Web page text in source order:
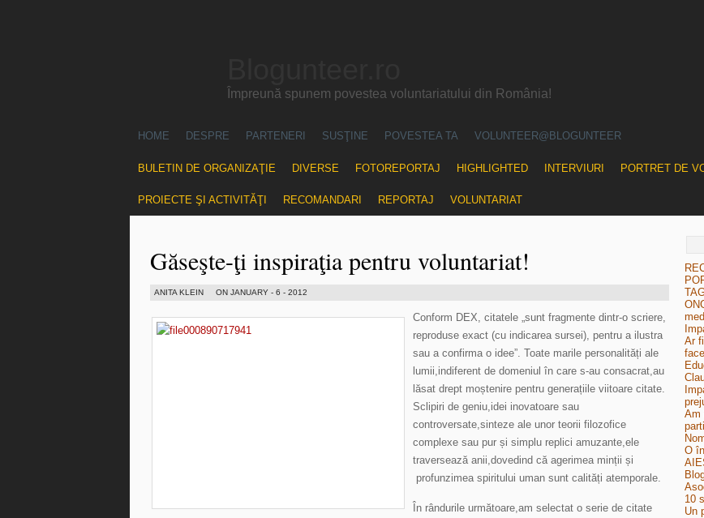
Împreună spunem povestea voluntariatului din România!
HOME DESPRE PARTENERI SUSŢINE POVESTEA TA VOLUNTEER@BLOGUNTEER
BULETIN DE ORGANIZAŢIE DIVERSE FOTOREPORTAJ HIGHLIGHTED INTERVIURI PORTRET DE
PROIECTE ŞI ACTIVITĂŢI RECOMANDARI REPORTAJ VOLUNTARIAT
Găseşte-ţi inspiraţia pentru voluntariat!
ANITA KLEIN ON JANUARY - 6 - 2012
Conform DEX, citatele „sunt fragmente dintr-o scriere,
reproduse exact (cu indicarea sursei), pentru a ilustra
sau a confirma o idee”. Toate marile personalități ale
lumii,indiferent de domeniul în care s-au consacrat,au
lăsat drept moștenire pentru generațiile viitoare citate.
Sclipiri de geniu,idei inovatoare sau
controversate,sinteze ale unor teorii filozofice
complexe sau pur și simplu replici amuzante,ele
traversează anii,dovedind că agerimea minții și
profunzimea spiritului uman sunt calități atemporale.
În rândurile următoare,am selectat o serie de citate
Ar
face
Am
O
10
Un